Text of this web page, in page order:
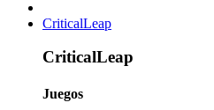
CriticalLeap
CriticalLeap
Juegos